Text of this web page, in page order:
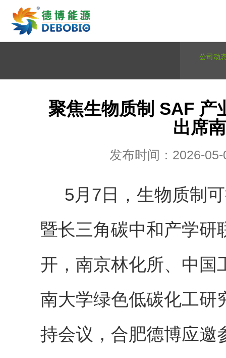
公司动
聚焦生物质制 SAF 产
出席
发布时间：2026-05-
5月 7 日，生物质制
暨长三角碳中和产学研
开，南京林化所、中国
南大学绿色低碳化工研
持会议，合肥德博应